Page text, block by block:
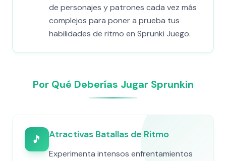
de personajes y patrones cada vez más
complejos para poner a prueba tus
habilidades de ritmo en Sprunki Juego.
Por Qué Deberías Jugar Sprunkin
🎵 Atractivas Batallas de Ritmo
Experimenta intensos enfrentamientos